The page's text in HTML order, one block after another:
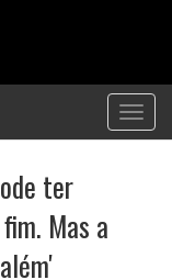
ter
Mas a